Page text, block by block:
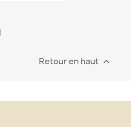
Retour en haut 